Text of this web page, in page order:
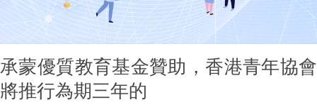
承蒙優質教育基金贊助，香港青年協會
將推行為期三年的